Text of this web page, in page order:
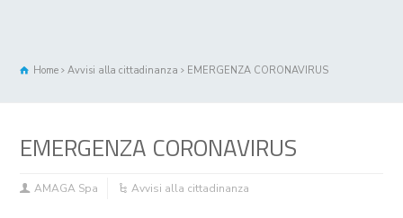
Home Avvisi alla cittadinanza EMERGENZA CORONAVIRUS
EMERGENZA CORONAVIRUS
AMAGA Spa Avvisi alla cittadinanza